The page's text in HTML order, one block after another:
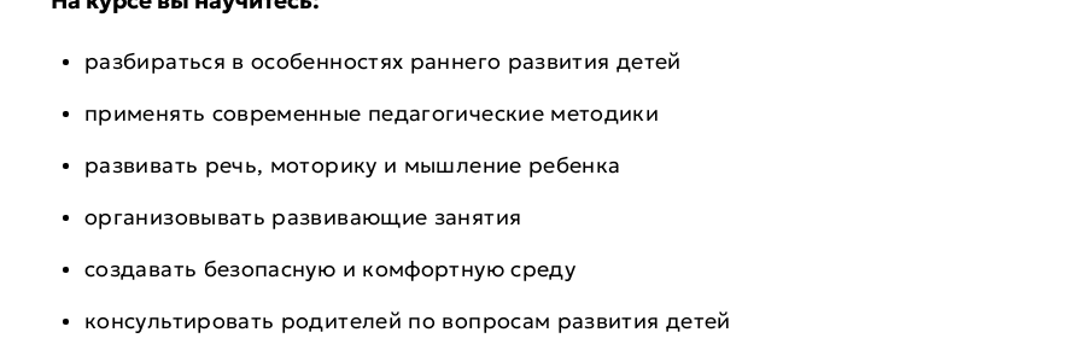
разбираться в особенностях раннего развития детей
применять современные педагогические методики
развивать речь, моторику и мышление ребенка
организовывать развивающие занятия
создавать безопасную и комфортную среду
консультировать родителей по вопросам развития детей